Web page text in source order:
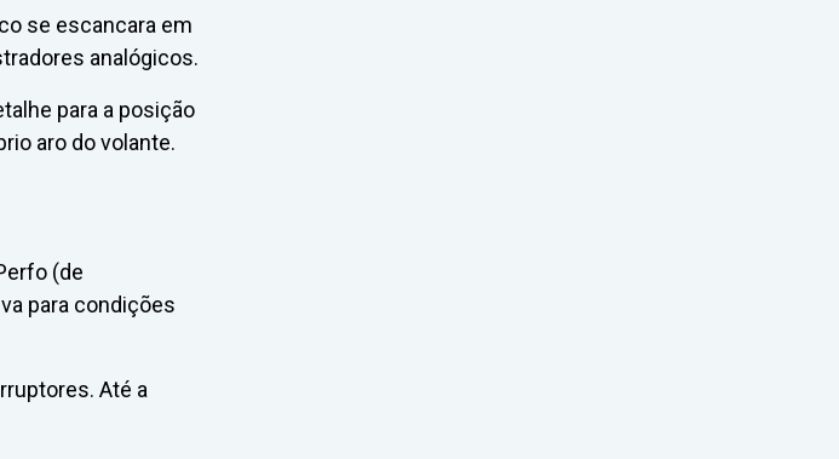
se escancara em
analógicos.
para a posição
aro do volante.
(de
para condições
Até a